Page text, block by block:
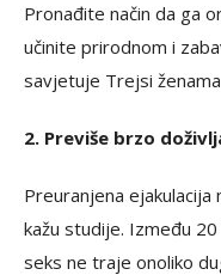
Pronađite način da ga
učinite prirodnom i
savjetuje Trejsi
2. Previše brzo
Preuranjena ejakulacija
kažu studije. Između
seks ne traje onoliko